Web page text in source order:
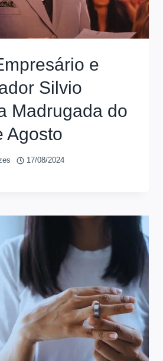
e
Silvio
Madrugada do
Agosto
17/08/2024